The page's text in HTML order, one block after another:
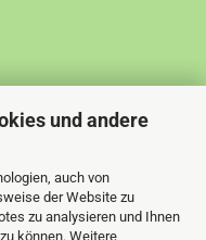
und andere
auch von
der Website zu
zu analysieren und Ihnen
können. Weitere